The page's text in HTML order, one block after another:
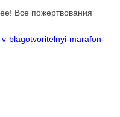
Все пожертвования
blagotvoritelnyi-marafon-